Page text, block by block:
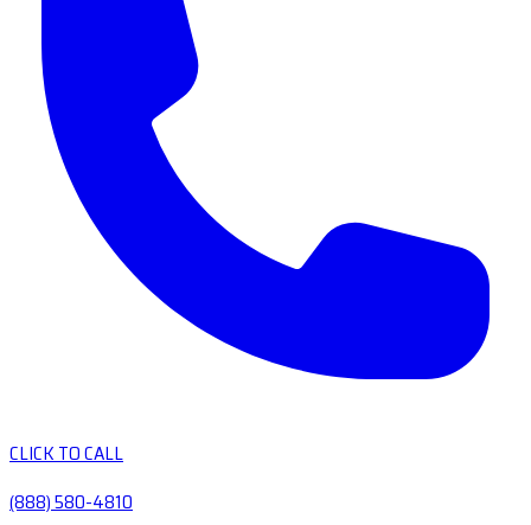
CLICK TO CALL
(888) 580-4810